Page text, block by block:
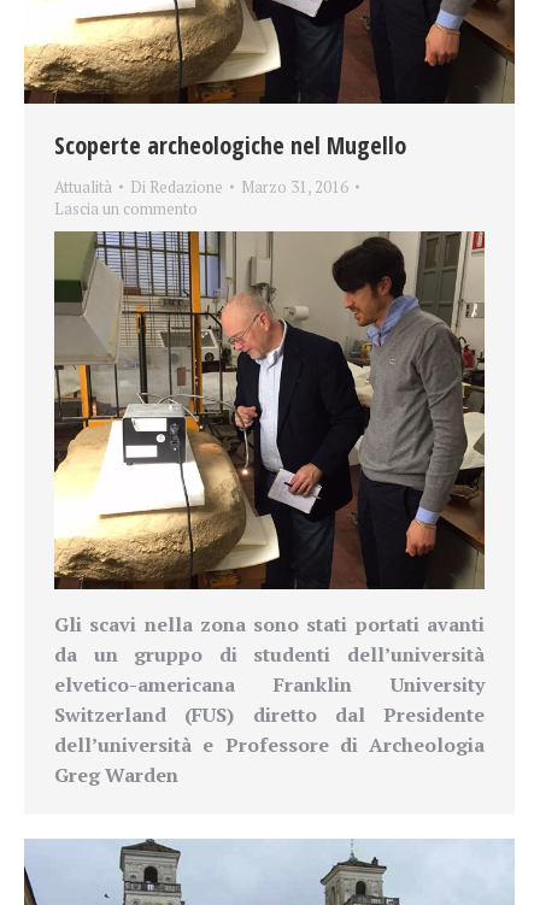
Scoperte archeologiche nel Mugello
Attualità Di Redazione
Marzo 31, 2016
Lascia un commento
Gli scavi nella zona sono stati portati avanti
da un gruppo di studenti dell’università
elvetico-americana Franklin University
Switzerland (FUS) diretto dal Presidente
dell’università e Professore di Archeologia
Greg Warden